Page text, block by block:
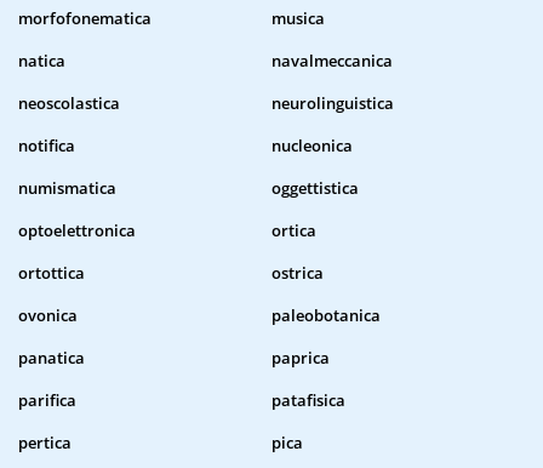
morfofonematica
musica
natica
navalmeccanica
neoscolastica
neurolinguistica
notifica
nucleonica
numismatica
oggettistica
optoelettronica
ortica
ortottica
ostrica
ovonica
paleobotanica
panatica
paprica
parifica
patafisica
pertica
pica